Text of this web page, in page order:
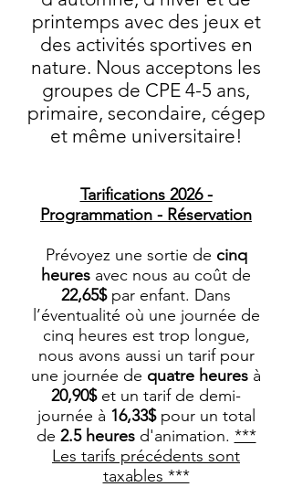
Tarifications 2026 -
Programmation - Réservation
Prévoyez une sortie de cinq
heures avec nous au coût de
22,65$par enfant. Dans
l’éventualité où une journée de
cinq heures est trop longue,
nous avons aussi un tarif pour
une journée de quatre heures à
20,90$ et un tarif de demi-
journée à 16,33$pour un total
de 2.5 heuresd'animation. ***
Les tarifs précédents sont
taxables ***
printemps avec des jeux et
des activités sportives en
nature. Nous acceptons les
groupes de CPE 4-5 ans,
primaire, secondaire, cégep
et même universitaire!